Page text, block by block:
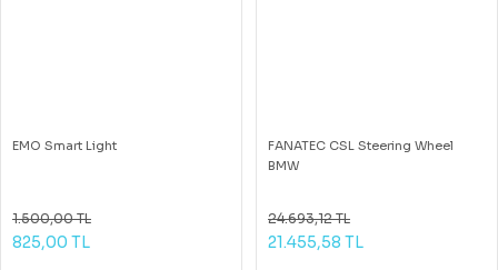
EMO Smart Light
1.500,00 TL
825,00 TL
FANATEC CSL Steering Wheel
BMW
24.693,12 TL
21.455,58 TL